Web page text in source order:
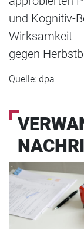
und Kognitiv-
Wirksamkeit
gegen
Quelle: dpa